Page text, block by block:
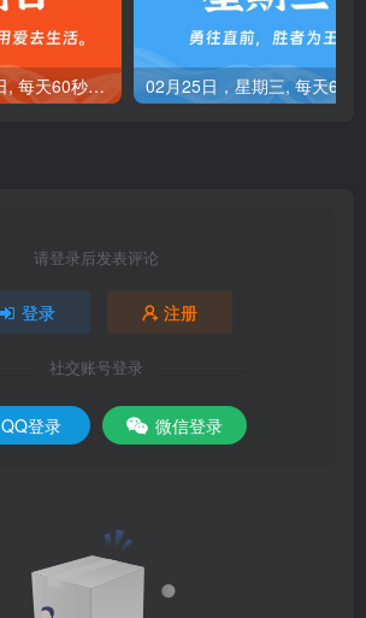
03月23日，星期日, 每天60秒读懂全世界！
请登录后发表评论
登录 注册
社交账号登录
QQ登录 微信登录